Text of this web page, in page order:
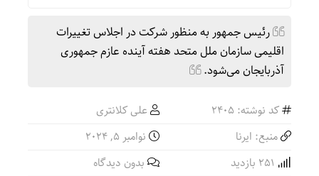
رئیس‌ جمهور به منظور شرکت در اجلاس تغییرات
اقلیمی سازمان ملل متحد هفته آینده عازم جمهوری
آذربایجان می‌شود.
کد نوشته: 2405
علی کلانتری
منبع: ایرنا
نوامبر 5, 2024
بدون دیدگاه